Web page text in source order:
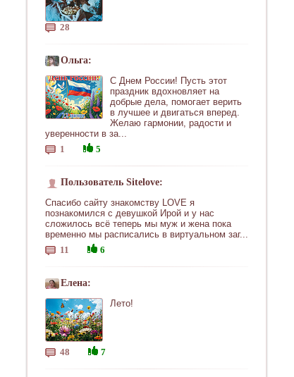
28
Ольга:
С Днем России! Пусть этот
праздник вдохновляет на
добрые дела, помогает верить
в лучшее и двигаться вперед.
Желаю гармонии, радости и
уверенности в за...
1
5
Пользователь Sitelove:
Спасибо сайту знакомству LOVE я
познакомился с девушкой Ирой и у нас
сложилось всё теперь мы муж и жена пока
временно мы расписались в виртуальном заг...
11
6
Елена:
Лето!
48 7